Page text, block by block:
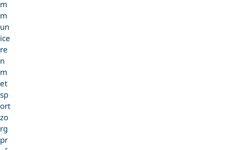
m
m
un
ice
re
n
m
et
sp
ort
zo
rg
pr